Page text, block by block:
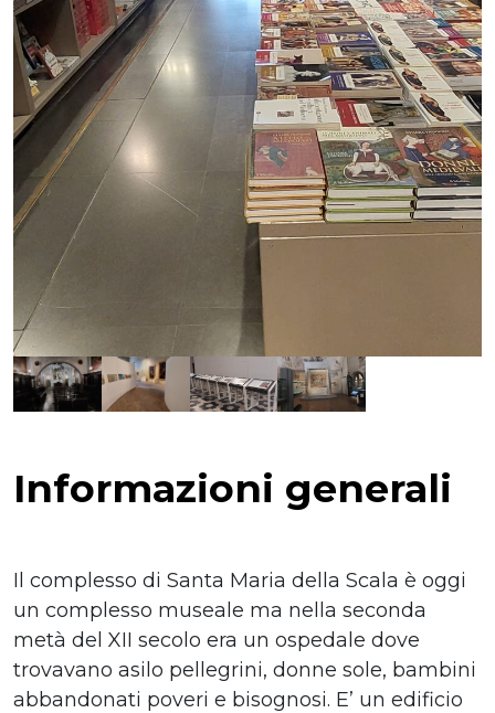
Informazioni generali
Il complesso di Santa Maria della Scala è oggi
un complesso museale ma nella seconda
metà del XII secolo era un ospedale dove
trovavano asilo pellegrini, donne sole, bambini
abbandonati poveri e bisognosi. E’ un edificio